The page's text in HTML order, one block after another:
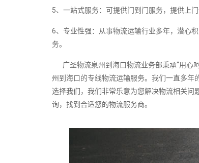
5、一站式服务：可提供门到门服务，提供上
6、专业性强：从事物流运输行业多年，潜心
务。
广圣物流泉州到海口物流业务部秉承“用心
州到海口的专线物流运输服务。我们一直多年
选择我们，我们非常乐意为您解决物流相关问
询，找到合适您的物流服务商。